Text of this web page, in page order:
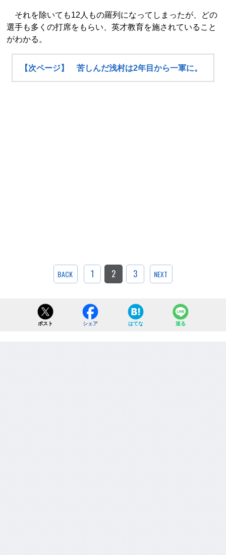
それを除いても12人もの羅列になってしまったが、どの
選手も多くの打席をもらい、英才教育を施されていること
がわかる。
【次ページ】 苦しんだ浅村は2年目から一軍に。
BACK 1 2 3 NEXT
ポスト シェア はてな 送る